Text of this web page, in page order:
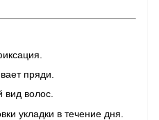
пряди.
вид волос.
укладки в течение дня.